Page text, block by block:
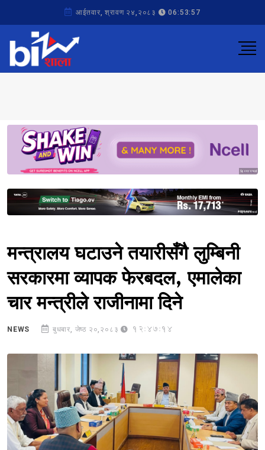
आईतवार, श्रावण २४,२०८३ 06:53:57
Sponsored
Sponsored
मन्त्रालय घटाउने तयारीसँगै लुम्बिनी
सरकारमा व्यापक फेरबदल, एमालेका
चार मन्त्रीले राजीनामा दिने
NEWS बुधबार, जेष्ठ २०,२०८३ 12:47:14